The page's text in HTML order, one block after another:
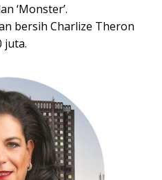
‘Monster’.
bersih Charlize Theron
juta.